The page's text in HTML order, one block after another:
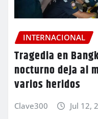
INTERNACIONAL
Tragedia en
nocturno deja al
varios heridos
Clave300 Jul 12,